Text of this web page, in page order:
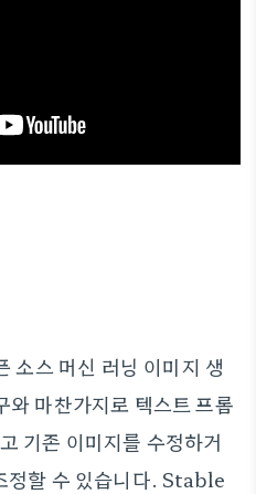
스 머신 러닝 이미지 생
와 마찬가지로 텍스트 프롬
기존 이미지를 수정하거
정할 수 있습니다. Stable